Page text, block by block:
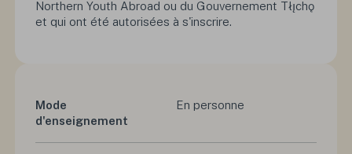
Northern Youth Abroad ou du Gouvernement Tłı̨chǫ
et qui ont été autorisées à s'inscrire.
Mode
d'enseignement
En personne